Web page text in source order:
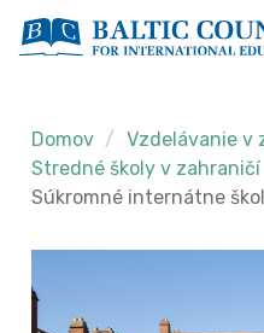
Domov
Vzdelávanie v
Stredné školy v zahraničí
Súkromné internátne